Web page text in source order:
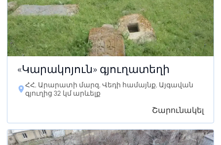
«Կարակոյուն» գյուղատեղի
ՀՀ, Արարատի մարզ, Վեդի համայնք, Այգավան
գյուղից 32 կմ արևելք
Շարունակել